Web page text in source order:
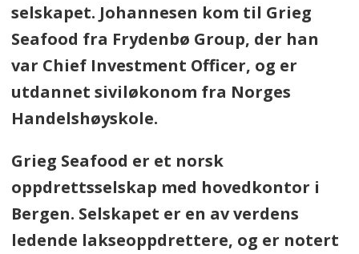
selskapet. Johannesen kom til Grieg
Seafood fra Frydenbø Group, der han
var Chief Investment Officer, og er
utdannet siviløkonom fra Norges
Handelshøyskole.
Grieg Seafood er et norsk
oppdrettsselskap med hovedkontor i
Bergen. Selskapet er en av verdens
ledende lakseoppdrettere, og er notert